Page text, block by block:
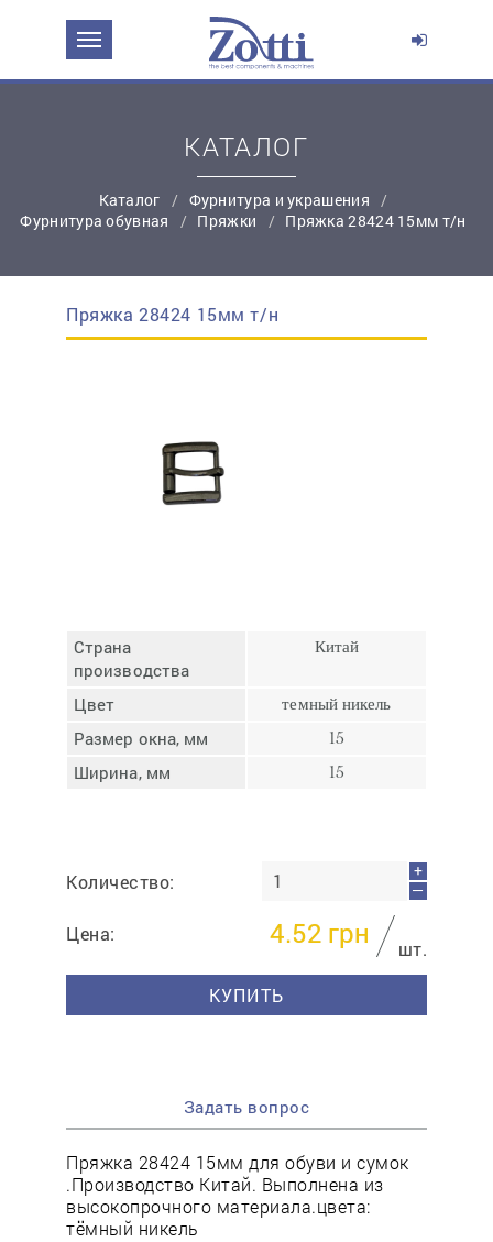
КАТАЛОГ
Каталог
Фурнитура и украшения
Фурнитура обувная
Пряжки Пряжка 28424 15мм т/н
Пряжка 28424 15мм т/н
Страна
производства
Китай
Цвет темный никель
Размер окна, мм 15
Ширина, мм 15
Количество:
+
—
Цена: 4.52 грн
шт.
КУПИТЬ
Задать вопрос
Пряжка 28424 15мм для обуви и сумок
.Производство Китай. Выполнена из
высокопрочного материала.цвета:
тёмный никель
ЗАДАТЬ ВОПРОС О ПРОДУКТЕ
Эл. почта:*
Контактный телефон:*